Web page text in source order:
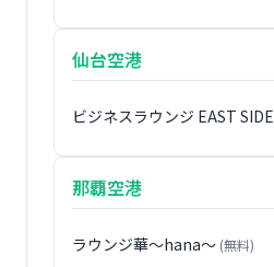
仙台空港
ビジネスラウンジ EAST SIDE
那覇空港
ラウンジ華〜hana〜 (無料)